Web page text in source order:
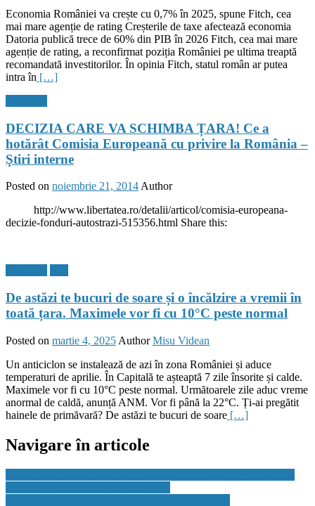
Economia României va crește cu 0,7% în 2025, spune Fitch, cea
mai mare agenție de rating Creșterile de taxe afectează economia
Datoria publică trece de 60% din PIB în 2026 Fitch, cea mai mare
agenție de rating, a reconfirmat poziția României pe ultima treaptă
recomandată investitorilor. În opinia Fitch, statul român ar putea
intra în […]
DECIZIA CARE VA SCHIMBA ȚARA! Ce a
hotărât Comisia Europeană cu privire la România –
Ştiri interne
Posted on noiembrie 21, 2014Author
http://www.libertatea.ro/detalii/articol/comisia-europeana-
decizie-fonduri-autostrazi-515356.html Share this:
De astăzi te bucuri de soare și o încălzire a vremii în
toată țara. Maximele vor fi cu 10°C peste normal
Posted on martie 4, 2025 Author Misu Videan
Un anticiclon se instalează de azi în zona României și aduce
temperaturi de aprilie. În Capitală te așteaptă 7 zile însorite și calde.
Maximele vor fi cu 10°C peste normal. Următoarele zile aduc vreme
anormal de caldă, anunță ANM. Vor fi până la 22°C. Ți-ai pregătit
hainele de primăvară? De astăzi te bucuri de soare […]
Navigare în articole